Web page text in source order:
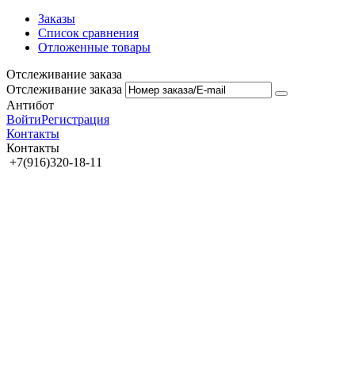
Заказы
Список сравнения
Отложенные товары
Отслеживание заказа
Отслеживание заказа
Антибот
ВойтиРегистрация
Контакты
Контакты
+7(916)320-18-11